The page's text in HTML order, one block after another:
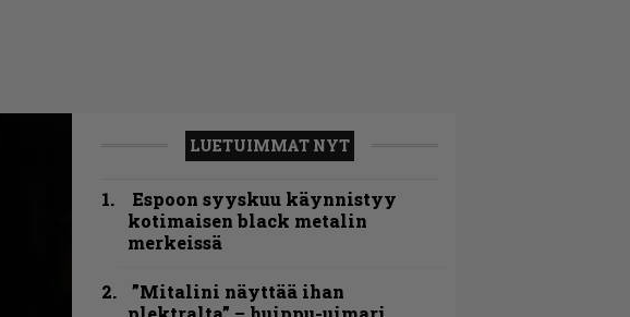
LUETUIMMAT NYT
Espoon syyskuu käynnistyy
kotimaisen black metalin
merkeissä
”Mitalini näyttää ihan